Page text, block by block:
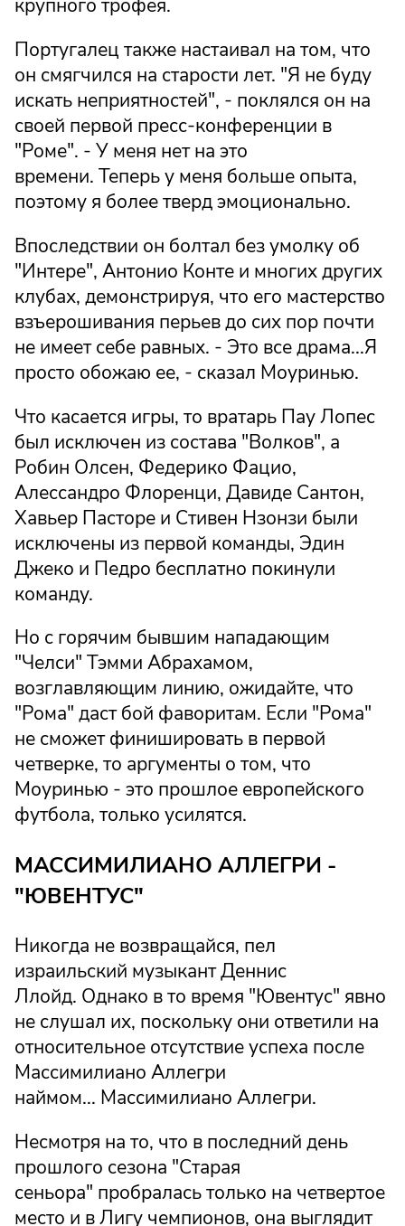
крупного трофея.
Португалец также настаивал на том, что
он смягчился на старости лет. "Я не буду
искать неприятностей", - поклялся он на
своей первой пресс-конференции в
"Роме". - У меня нет на это
времени. Теперь у меня больше опыта,
поэтому я более тверд эмоционально.
Впоследствии он болтал без умолку об
"Интере", Антонио Конте и многих других
клубах, демонстрируя, что его мастерство
взъерошивания перьев до сих пор почти
не имеет себе равных. - Это все драма...Я
просто обожаю ее, - сказал Моуринью.
Что касается игры, то вратарь Пау Лопес
был исключен из состава "Волков", а
Робин Олсен, Федерико Фацио,
Алессандро Флоренци, Давиде Сантон,
Хавьер Пасторе и Стивен Нзонзи были
исключены из первой команды, Эдин
Джеко и Педро бесплатно покинули
команду.
Но с горячим бывшим нападающим
"Челси" Тэмми Абрахамом,
возглавляющим линию, ожидайте, что
"Рома" даст бой фаворитам. Если "Рома"
не сможет финишировать в первой
четверке, то аргументы о том, что
Моуринью - это прошлое европейского
футбола, только усилятся.
МАССИМИЛИАНО АЛЛЕГРИ -
"ЮВЕНТУС"
Никогда не возвращайся, пел
израильский музыкант Деннис
Ллойд. Однако в то время "Ювентус" явно
не слушал их, поскольку они ответили на
относительное отсутствие успеха после
Массимилиано Аллегри
наймом... Массимилиано Аллегри.
Несмотря на то, что в последний день
прошлого сезона "Старая
сеньора" пробралась только на четвертое
место и в Лигу чемпионов, она выглядит